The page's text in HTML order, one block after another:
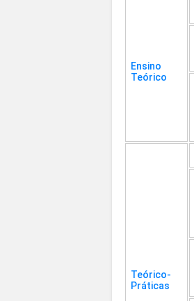
Ensino
Teórico
Teórico-
Práticas